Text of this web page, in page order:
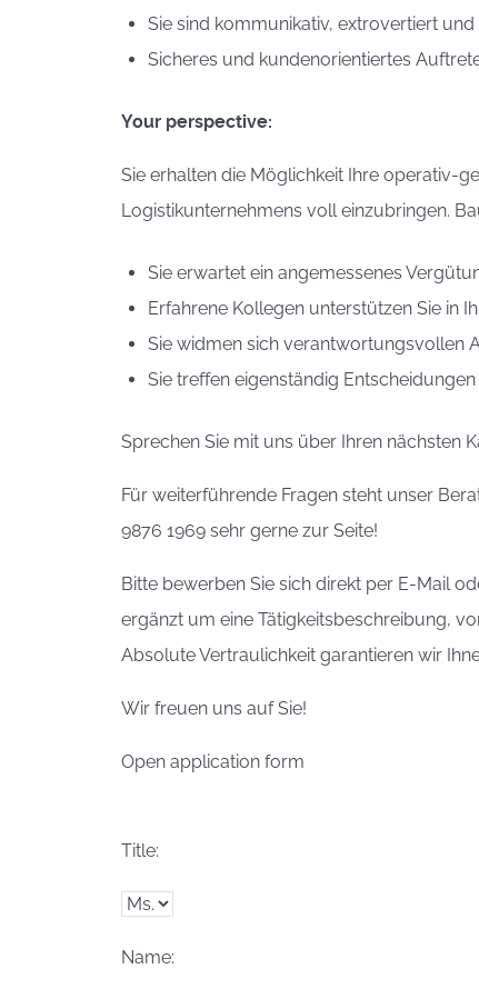
Sie sind kommunikativ, extrovertiert
Sicheres und kundenorientiertes
Your perspective:
Sie erhalten die Möglichkeit Ihre operativ-
Logistikunternehmens voll einzubringen.
Sie erwartet ein angemessenes
Erfahrene Kollegen unterstützen Sie in
Sie widmen sich verantwortungsvollen
Sie treffen eigenständig Entscheidungen
Sprechen Sie mit uns über Ihren nächsten
Für weiterführende Fragen steht unser
9876 1969 sehr gerne zur Seite!
Bitte bewerben Sie sich direkt per E-Mail
ergänzt um eine Tätigkeitsbeschreibung,
Absolute Vertraulichkeit garantieren wir
Wir freuen uns auf Sie!
Open application form
Title:
Name: